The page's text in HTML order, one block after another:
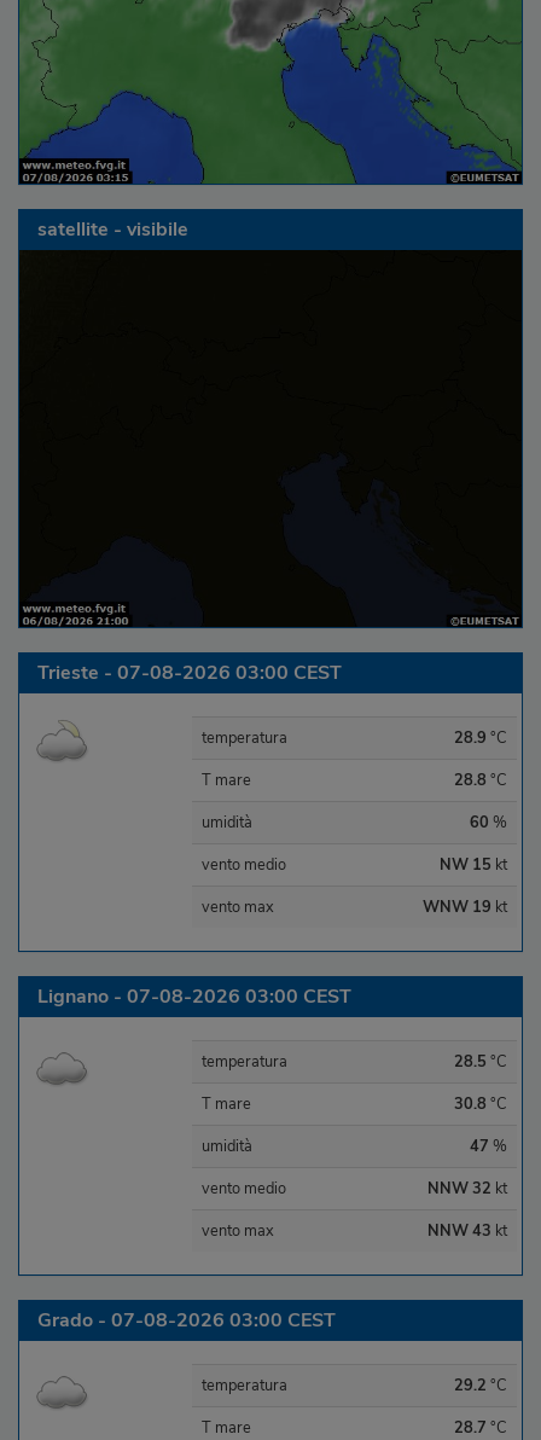
satellite - visibile
Trieste - 07-08-2026 03:00 CEST
temperatura 28.9 °C
T mare
28.8 °C
umidità
60 %
vento medio
NW 15 kt
vento max
WNW 19 kt
Lignano - 07-08-2026 03:00 CEST
temperatura 28.5 °C
T mare
30.8 °C
umidità
47 %
vento medio
NNW 32 kt
vento max
NNW 43 kt
Grado - 07-08-2026 03:00 CEST
temperatura 29.2 °C
T mare
28.7 °C